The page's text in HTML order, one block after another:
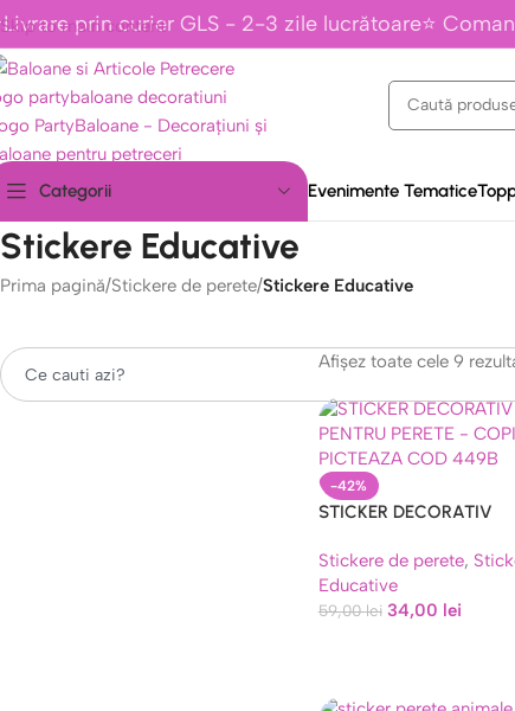
Skip to main contentprin curier GLS - 2-3 zile lucrătoare⭐
Categorii Evenimente Tematice
Stickere Educative
Prima pagină/Stickere de perete/Stickere Educative
Caută
Afișez toate cele 9
-42%
STICKER DECORATIV
PICTEAZA COD 449B
Stickere de perete,
Educative
59,00lei 34,00 lei